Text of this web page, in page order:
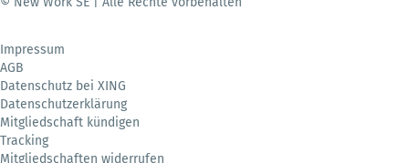
Impressum
AGB
Datenschutz bei XING
Datenschutzerklärung
Mitgliedschaft kündigen
Tracking
Mitgliedschaften widerrufen